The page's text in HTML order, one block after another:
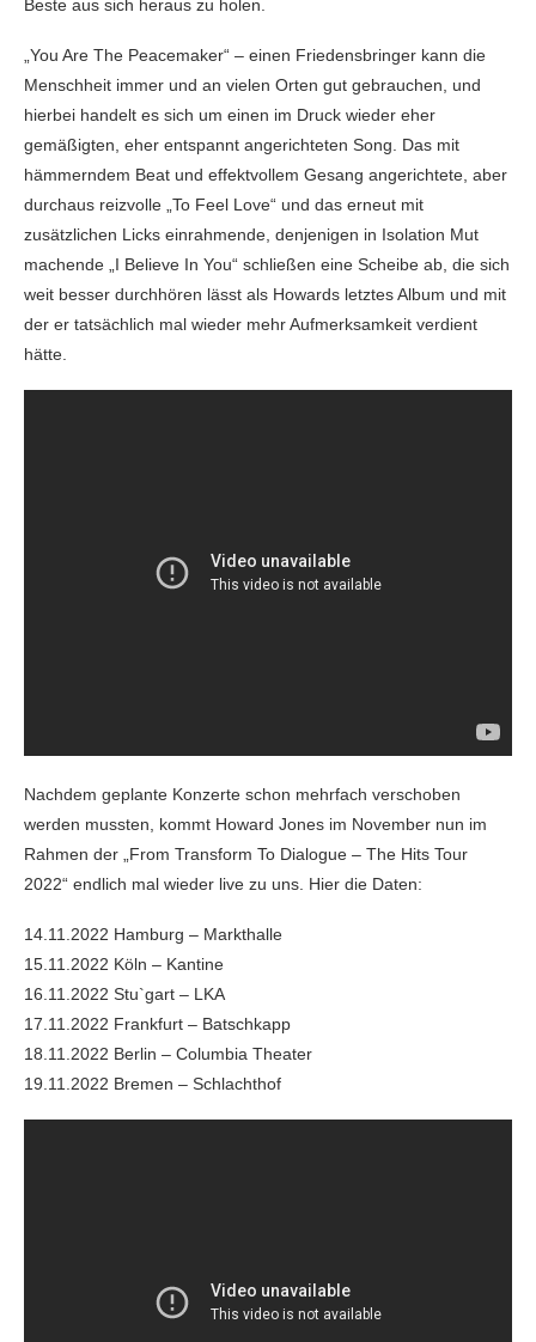
Beste aus sich heraus zu holen.
„You Are The Peacemaker“ – einen Friedensbringer kann die
Menschheit immer und an vielen Orten gut gebrauchen, und
hierbei handelt es sich um einen im Druck wieder eher
gemäßigten, eher entspannt angerichteten Song. Das mit
hämmerndem Beat und effektvollem Gesang angerichtete, aber
durchaus reizvolle „To Feel Love“ und das erneut mit
zusätzlichen Licks einrahmende, denjenigen in Isolation Mut
machende „I Believe In You“ schließen eine Scheibe ab, die sich
weit besser durchhören lässt als Howards letztes Album und mit
der er tatsächlich mal wieder mehr Aufmerksamkeit verdient
hätte.
Nachdem geplante Konzerte schon mehrfach verschoben
werden mussten, kommt Howard Jones im November nun im
Rahmen der „From Transform To Dialogue – The Hits Tour
2022“ endlich mal wieder live zu uns. Hier die Daten:
14.11.2022 Hamburg – Markthalle
15.11.2022 Köln – Kantine
16.11.2022 Stu`gart – LKA
17.11.2022 Frankfurt – Batschkapp
18.11.2022 Berlin – Columbia Theater
19.11.2022 Bremen – Schlachthof